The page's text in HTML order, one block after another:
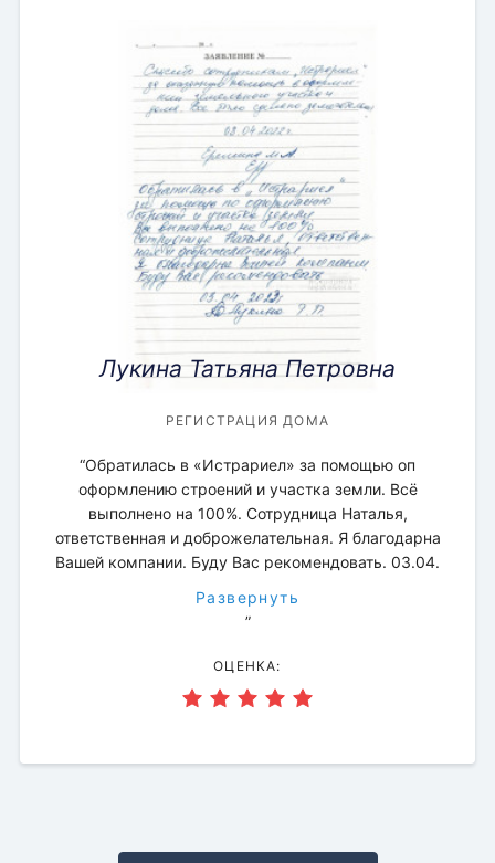
Лукина Татьяна Петровна
РЕГИСТРАЦИЯ ДОМА
“Обратилась в «Истрариел» за помощью оп
оформлению строений и участка земли. Всё
выполнено на 100%. Сотрудница Наталья,
ответственная и доброжелательная. Я благодарна
Вашей компании. Буду Вас рекомендовать. 03.04.
Развернуть
”
ОЦЕНКА:
ОЦЕНКА:
ОЦЕНКА:
МЕЖЕВАНИЕ ЗЕМЕЛЬНОГО УЧАСТКА
ОЦЕНКА:
СОПРОВОЖДЕНИЕ СДЕЛКИ
ОЦЕНКА:
МЕЖЕВОЙ ПЛАН
ОЦЕНКА:
РЕГИСТРАЦИЯ ДОМА
ОЦЕНКА:
МЕЖЕВАНИЕ ЗЕМЕЛЬНОГО УЧАСТКА
ОЦЕНКА:
ПРЕДСТАВИТЕЛЬСТВО В СУДЕ
ОЦЕНКА:
МЕЖЕВАНИЕ ЗЕМЕЛЬНОГО УЧАСТКА
ОЦЕНКА: